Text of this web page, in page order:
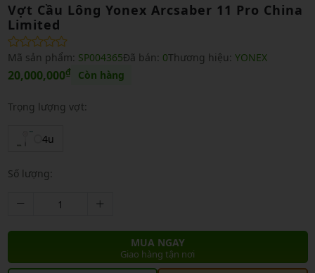
Vợt Cầu Lông Yonex Arcsaber 11 Pro China
Limited
Mã sản phẩm: SP004365Đã bán: 0Thương hiệu: YONEX
20,000,000₫ Còn hàng
Trọng lượng vợt:
4u
Số lượng:
MUA NGAY
Giao hàng tận nơi